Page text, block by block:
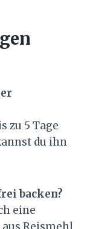
zu 5 Tage
du ihn
backen?
eine